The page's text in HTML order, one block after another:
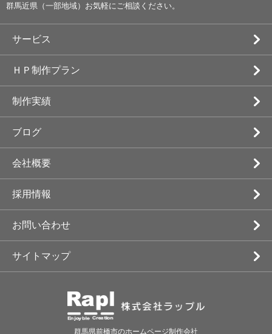
群馬近県（一部地域）お気軽にご相談ください。
群馬県前橋市のホームページ制作会社
サービス
ＨＰ制作プラン
制作実績
ブログ
会社概要
採用情報
お問い合わせ
サイトマップ